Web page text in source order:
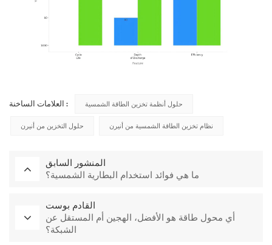
العلامات الساخنة : حلول أنظمة تخزين الطاقة الشمسية
حلول التخزين من أنيرن نظام تخزين الطاقة الشمسية من أنيرن
المنشور السابق
ما هي فوائد استخدام البطارية الشمسية؟
القادم بوست
أي محول طاقة هو الأفضل، الهجين أم المستقل عن
الشبكة؟